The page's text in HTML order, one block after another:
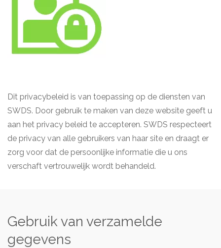
Dit privacybeleid is van toepassing op de diensten van
SWDS. Door gebruik te maken van deze website geeft u
aan het privacy beleid te accepteren. SWDS respecteert
de privacy van alle gebruikers van haar site en draagt er
zorg voor dat de persoonlijke informatie die u ons
verschaft vertrouwelijk wordt behandeld.
Gebruik van verzamelde
gegevens